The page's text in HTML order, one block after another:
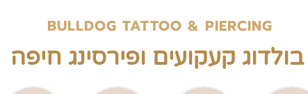
BULLDOG TATTOO & PIERCING
בולדוג קעקועים ופירסינג חיפה